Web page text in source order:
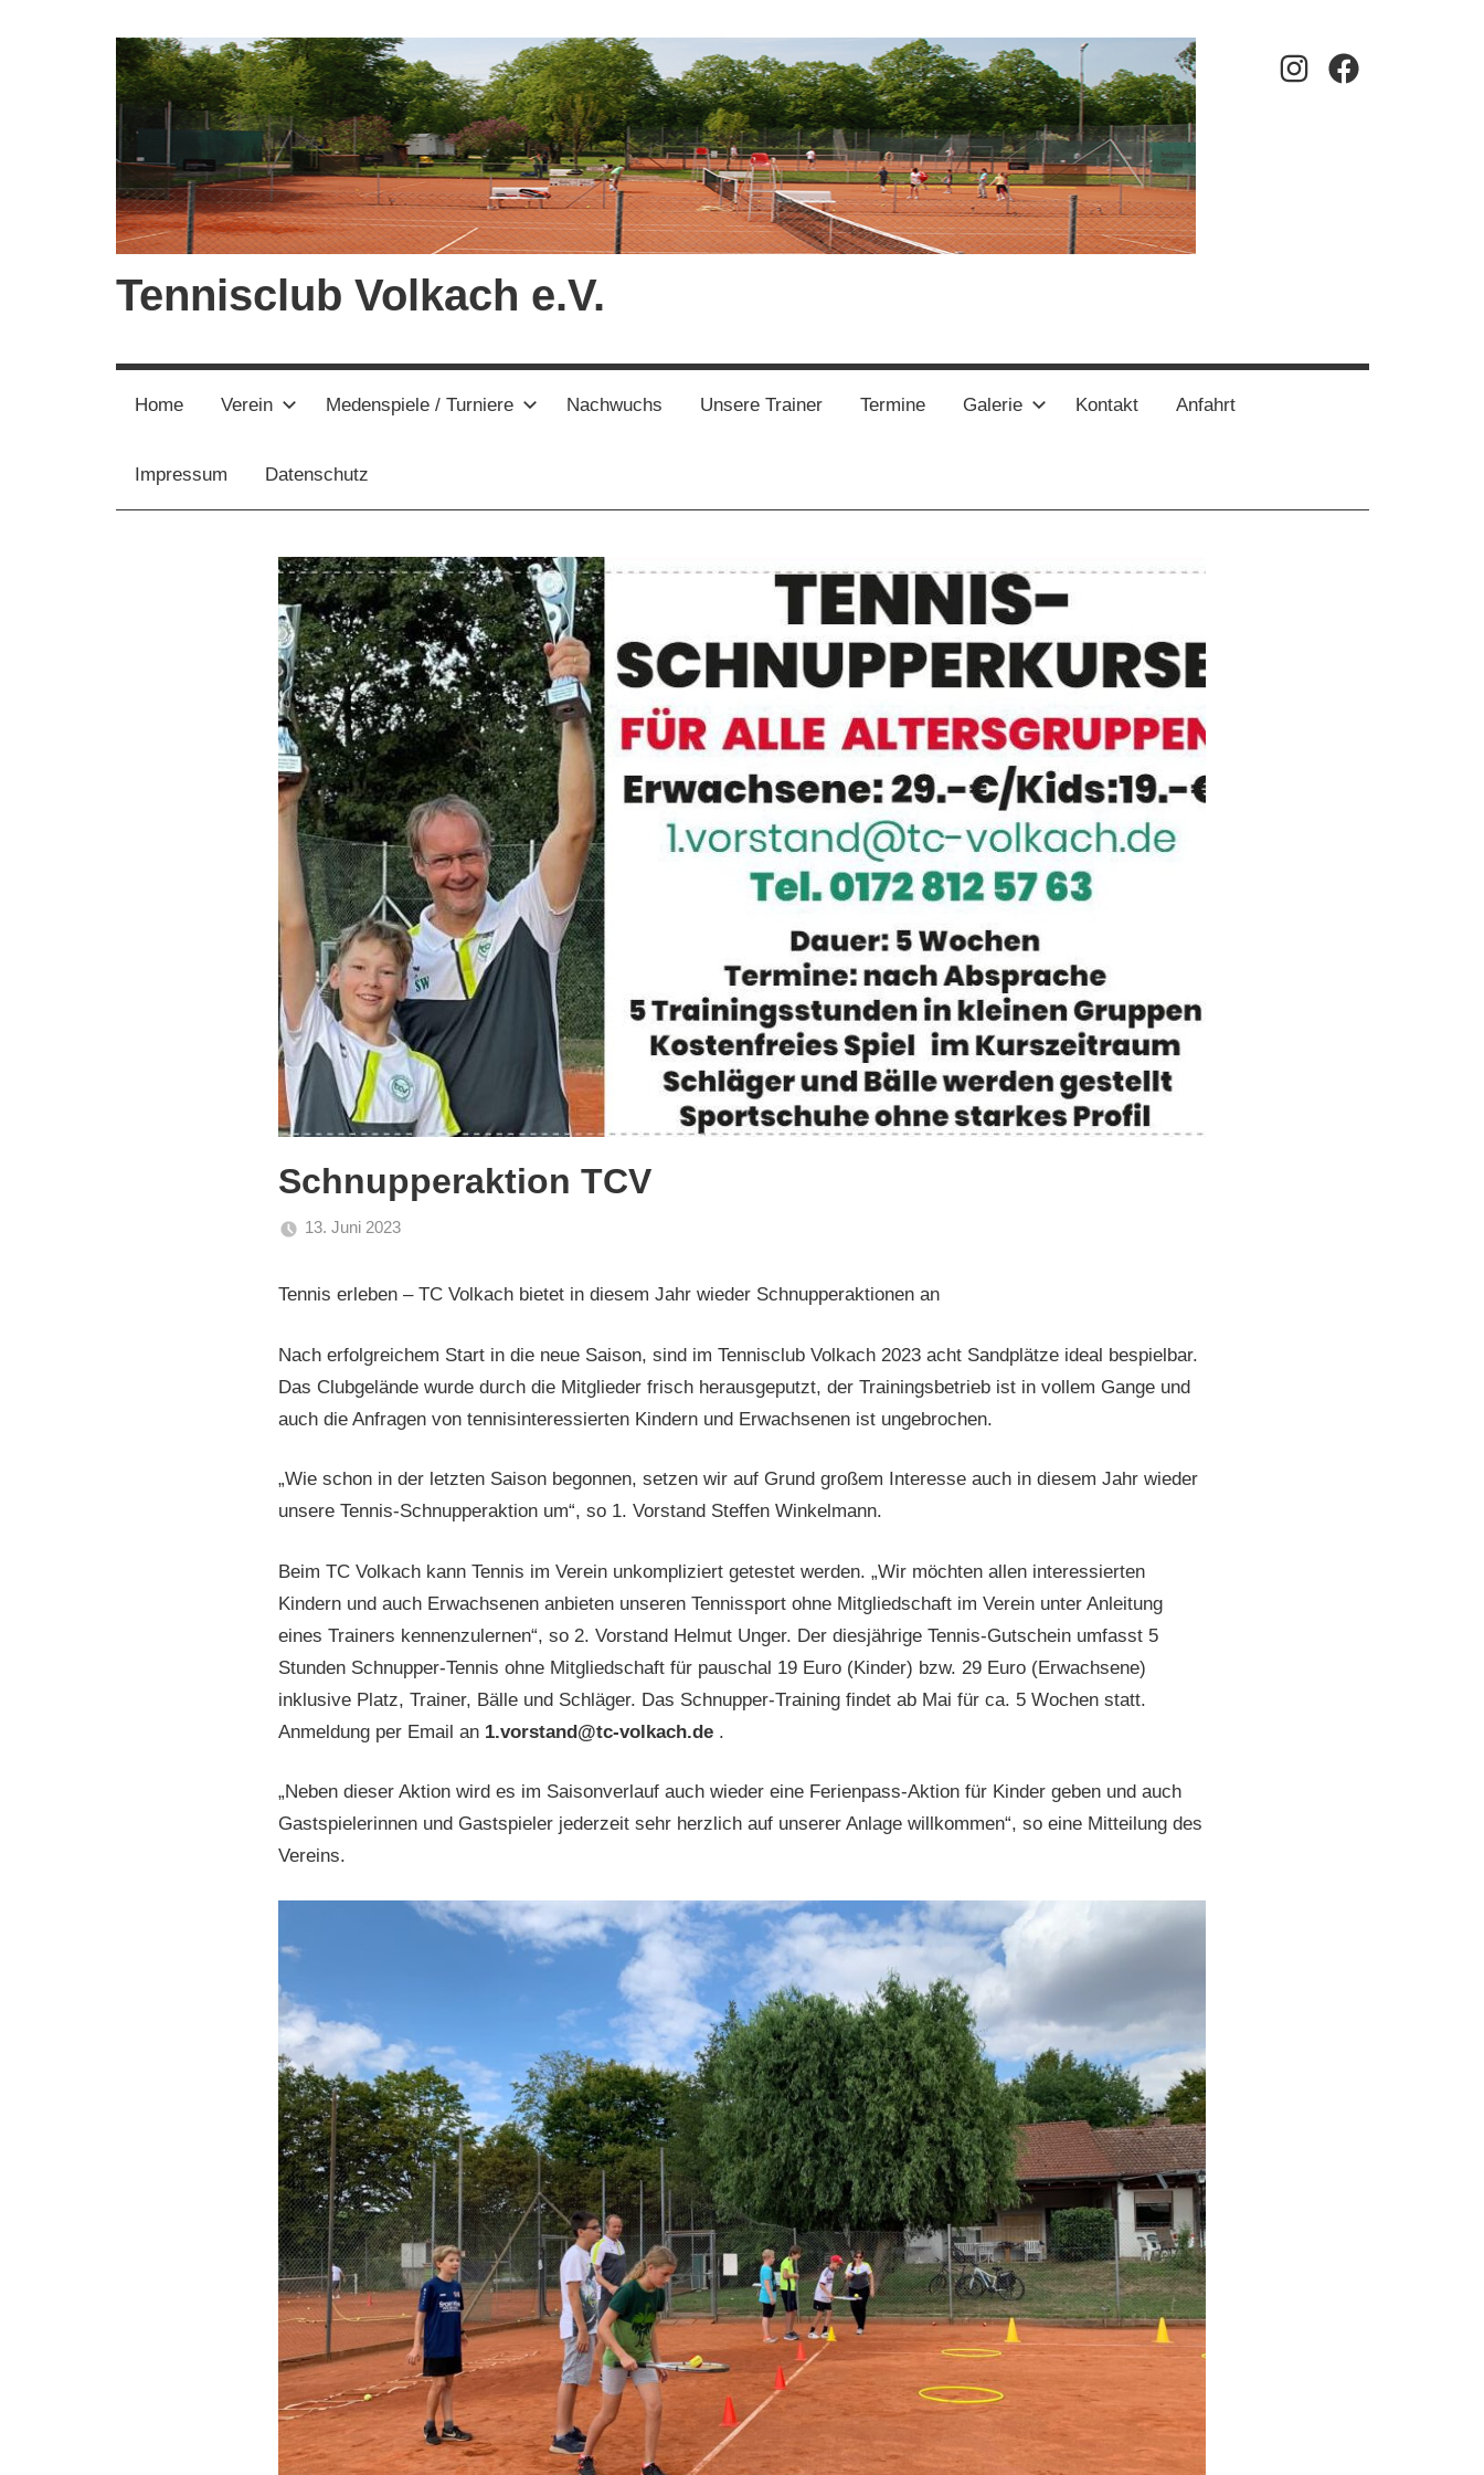
Tennisclub Volkach e.V.
InstagramFacebook
Home Verein Medenspiele / Turniere Nachwuchs Unsere Trainer Termine Galerie Kontakt Anfahrt
Impressum Datenschutz
Schnupperaktion TCV
13. Juni 2023
Tennis erleben – TC Volkach bietet in diesem Jahr wieder Schnupperaktionen an
Nach erfolgreichem Start in die neue Saison, sind im Tennisclub Volkach 2023 acht Sandplätze ideal bespielbar.
Das Clubgelände wurde durch die Mitglieder frisch herausgeputzt, der Trainingsbetrieb ist in vollem Gange und
auch die Anfragen von tennisinteressierten Kindern und Erwachsenen ist ungebrochen.
„Wie schon in der letzten Saison begonnen, setzen wir auf Grund großem Interesse auch in diesem Jahr wieder
unsere Tennis-Schnupperaktion um“, so 1. Vorstand Steffen Winkelmann.
Beim TC Volkach kann Tennis im Verein unkompliziert getestet werden. „Wir möchten allen interessierten
Kindern und auch Erwachsenen anbieten unseren Tennissport ohne Mitgliedschaft im Verein unter Anleitung
eines Trainers kennenzulernen“, so 2. Vorstand Helmut Unger. Der diesjährige Tennis-Gutschein umfasst 5
Stunden Schnupper-Tennis ohne Mitgliedschaft für pauschal 19 Euro (Kinder) bzw. 29 Euro (Erwachsene)
inklusive Platz, Trainer, Bälle und Schläger. Das Schnupper-Training findet ab Mai für ca. 5 Wochen statt.
Anmeldung per Email an 1.vorstand@tc-volkach.de .
„Neben dieser Aktion wird es im Saisonverlauf auch wieder eine Ferienpass-Aktion für Kinder geben und auch
Gastspielerinnen und Gastspieler jederzeit sehr herzlich auf unserer Anlage willkommen“, so eine Mitteilung des
Vereins.